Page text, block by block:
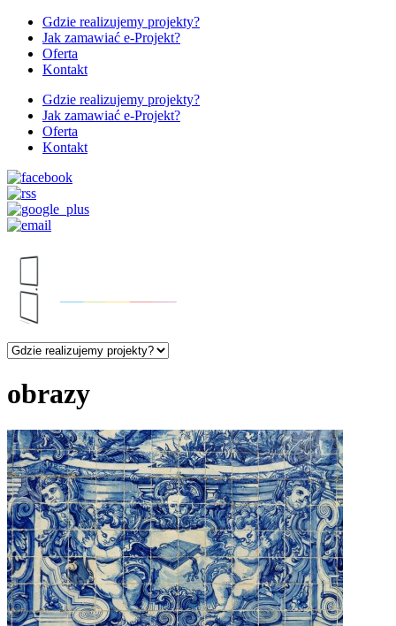
Gdzie realizujemy projekty?
Jak zamawiać e-Projekt?
Oferta
Kontakt
Gdzie realizujemy projekty?
Jak zamawiać e-Projekt?
Oferta
Kontakt
obrazy